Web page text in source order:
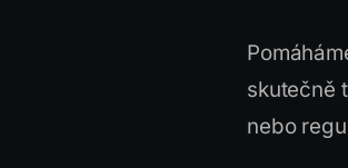
skutečně
nebo